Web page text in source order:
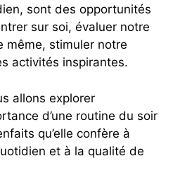
sont des opportunités
sur soi, évaluer notre
même, stimuler notre
activités inspirantes.
allons explorer
d’une routine du soir
qu’elle confère à
et à la qualité de